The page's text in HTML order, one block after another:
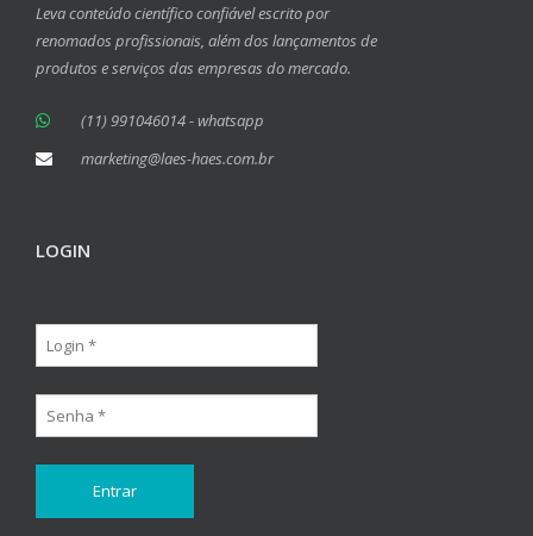
Leva conteúdo científico confiável escrito por
renomados profissionais, além dos lançamentos de
produtos e serviços das empresas do mercado.
(11) 991046014 - whatsapp
marketing@laes-haes.com.br
LOGIN